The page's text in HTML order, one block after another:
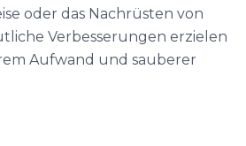
oder das Nachrüsten von
Verbesserungen erzielen
Aufwand und sauberer